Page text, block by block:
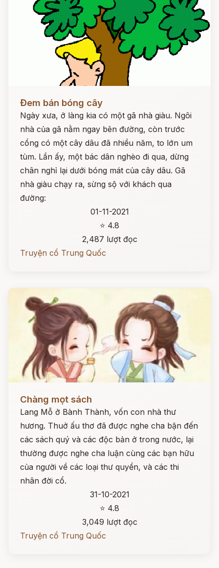
Đem bán bóng cây
Ngày xưa, ở làng kia có một gã nhà giàu. Ngôi
nhà của gã nằm ngay bên đường, còn trước
cổng có một cây dâu đã nhiều năm, to lớn um
tùm. Lần ấy, một bác dân nghèo đi qua, dừng
chân nghỉ lại dưới bóng mát của cây dâu. Gã
nhà giàu chạy ra, sừng sộ với khách qua
đường:
01-11-2021
⭐ 4.8
2,487 lượt đọc
Truyện cổ Trung Quốc
Chàng mọt sách
Lang Mỗ ở Bành Thành, vốn con nhà thư
hương. Thuở ấu thơ đã được nghe cha bận đến
các sách quý và các độc bản ở trong nước, lại
thường được nghe cha luận cùng các bạn hữu
của người về các loại thư quyển, và các thi
nhân đời cổ.
31-10-2021
⭐ 4.8
3,049 lượt đọc
Truyện cổ Trung Quốc